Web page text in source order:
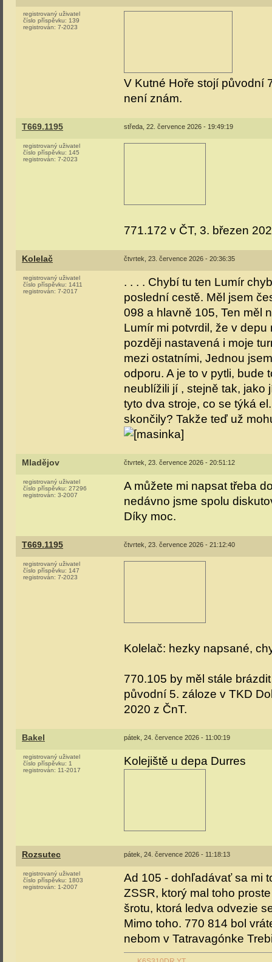
registrovaný uživatel
číslo příspěvku: 139
registrován: 7-2023
V Kutné Hoře stojí původní
není znám.
T669.1195 středa, 22. července 2026 - 19:49:19
registrovaný uživatel
číslo příspěvku: 145
registrován: 7-2023
771.172 v ČT, 3. březen
Kolelač čtvrtek, 23. července 2026 - 20:36:35
registrovaný uživatel
číslo příspěvku: 1411
registrován: 7-2017
. . . . Chybí tu ten Lumír
poslední cestě. Měl jsem
098 a hlavně 105, Ten měl
Lumír mi potvrdil, že v
později nastavená i moje
mezi ostatními, Jednou
odporu. A je to v pytli, bude
neublížili jí , stejně tak, jako
tyto dva stroje, co se týká
skončily? Takže teď už
Mladějov čtvrtek, 23. července 2026 - 20:51:12
registrovaný uživatel
číslo příspěvku: 27296
registrován: 3-2007
A můžete mi napsat třeba
nedávno jsme spolu
Díky moc.
T669.1195 čtvrtek, 23. července 2026 - 21:12:40
registrovaný uživatel
číslo příspěvku: 147
registrován: 7-2023
Kolelač: hezky napsané,
770.105 by měl stále
původní 5. záloze v TKD
2020 z ČnT.
Bakel pátek, 24. července 2026 - 11:00:19
registrovaný uživatel
číslo příspěvku: 1
registrován: 11-2017
Kolejiště u depa Durres
Rozsutec pátek, 24. července 2026 - 11:18:13
registrovaný uživatel
číslo příspěvku: 1803
registrován: 1-2007
Ad 105 - dohľadávať sa mi
ZSSR, ktorý mal toho
šrotu, ktorá ledva odvezie
Mimo toho. 770 814 bol
nebom v Tatravagónke